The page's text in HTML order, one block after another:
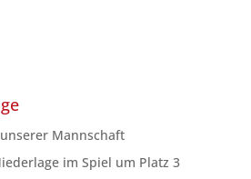
Mannschaft
im Spiel um Platz 3